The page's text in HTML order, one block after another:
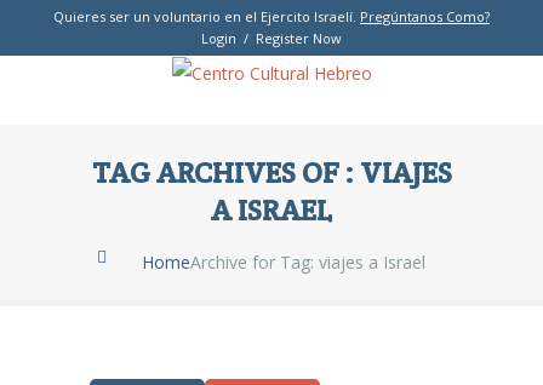
Quieres ser un voluntario en el Ejercito Israelí. Pregúntanos Como?
Login / Register Now
TAG ARCHIVES OF : VIAJES
A ISRAEL
HomeArchive for Tag: viajes a Israel